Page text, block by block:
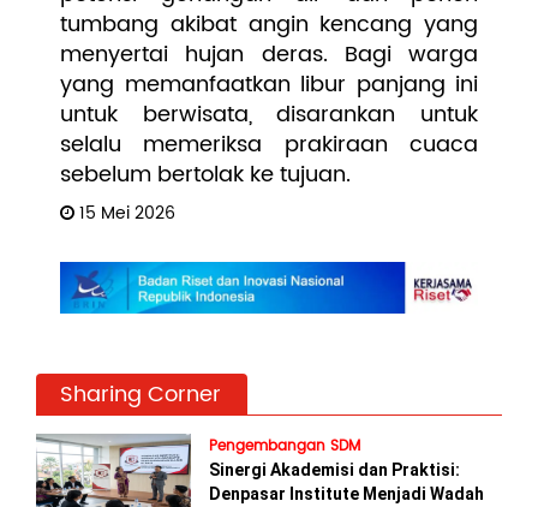
tumbang akibat angin kencang yang
menyertai hujan deras. Bagi warga
yang memanfaatkan libur panjang ini
untuk berwisata, disarankan untuk
selalu memeriksa prakiraan cuaca
sebelum bertolak ke tujuan.
15 Mei 2026
Sharing Corner
Pengembangan SDM
Sinergi Akademisi dan Praktisi:
Denpasar Institute Menjadi Wadah